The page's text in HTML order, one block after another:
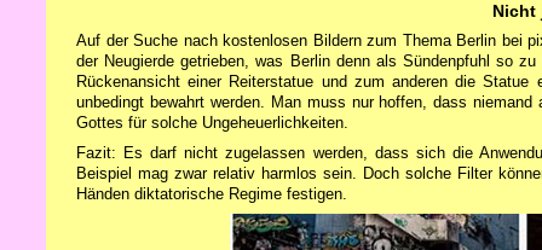
Nicht
Auf der Suche nach kostenlosen Bildern zum Thema Berlin bei
der Neugierde getrieben, was Berlin denn als Sündenpfuhl so
Rückenansicht einer Reiterstatue und zum anderen die
unbedingt bewahrt werden. Man muss nur hoffen, dass
Gottes für solche Ungeheuerlichkeiten.
Fazit: Es darf nicht zugelassen werden, dass sich die
Beispiel mag zwar relativ harmlos sein. Doch solche Filter
Händen diktatorische Regime festigen.